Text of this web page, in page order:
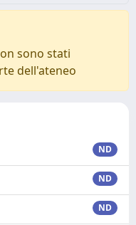
sono stati
dell'ateneo
ND
ND
ND